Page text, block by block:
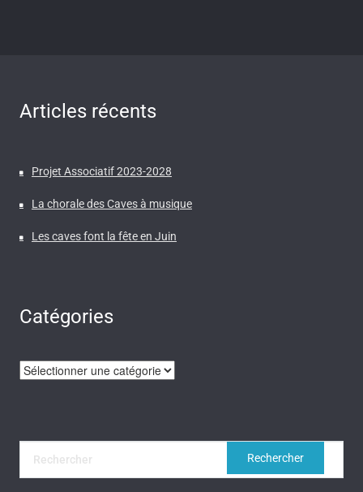
Articles récents
Projet Associatif 2023-2028
La chorale des Caves à musique
Les caves font la fête en Juin
Catégories
Catégories